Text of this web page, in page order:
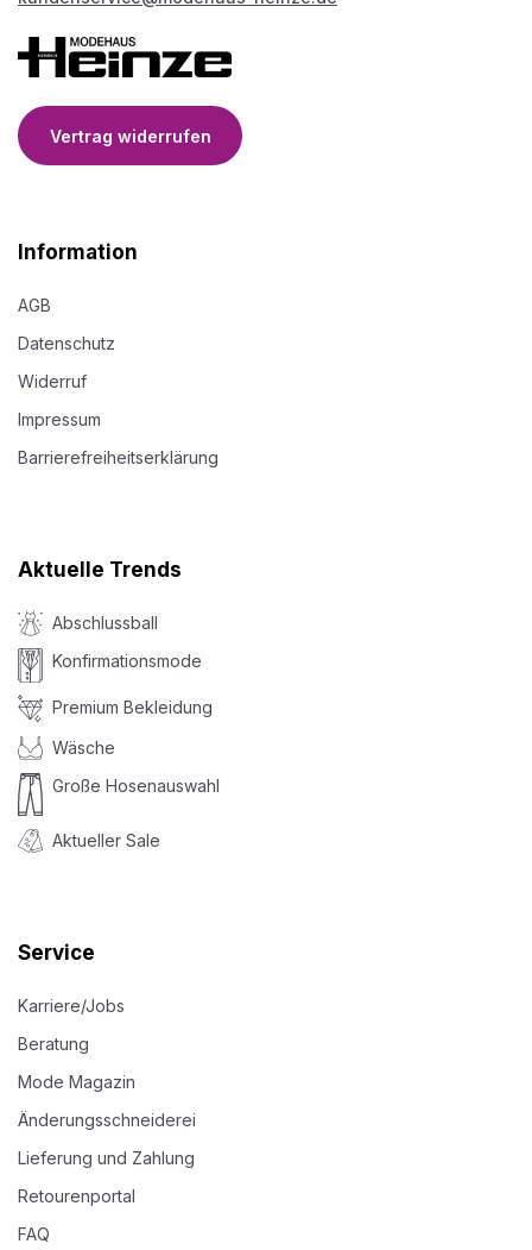
Vertrag widerrufen
Information
AGB
Datenschutz
Widerruf
Impressum
Barrierefreiheitserklärung
Aktuelle Trends
Abschlussball
Konfirmationsmode
Premium Bekleidung
Wäsche
Große Hosenauswahl
Aktueller Sale
Service
Karriere/Jobs
Beratung
Mode Magazin
Änderungsschneiderei
Lieferung und Zahlung
Retourenportal
FAQ